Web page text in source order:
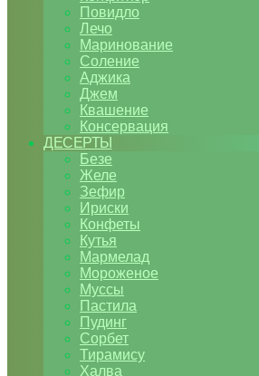
Повидло
Лечо
Маринование
Соление
Аджика
Джем
Квашение
Консервация
ДЕСЕРТЫ
Безе
Желе
Зефир
Ириски
Конфеты
Кутья
Мармелад
Мороженое
Муссы
Пастила
Пудинг
Сорбет
Тирамису
Халва